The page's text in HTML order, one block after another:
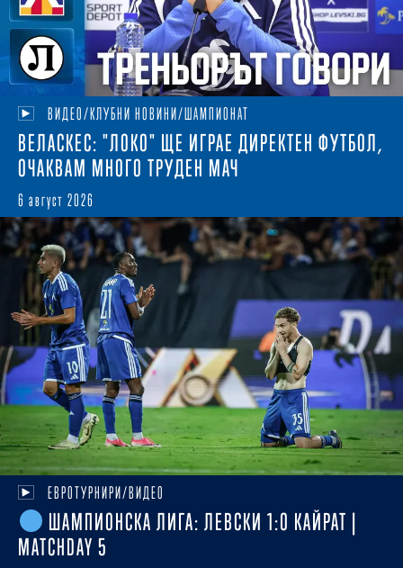
ВИДЕО/КЛУБНИ НОВИНИ/ШАМПИОНАТ
ВЕЛАСКЕС: "ЛОКО" ЩЕ ИГРАЕ ДИРЕКТЕН ФУТБОЛ,
ОЧАКВАМ МНОГО ТРУДЕН МАЧ
6 август 2026
ЕВРОТУРНИРИ/ВИДЕО
ШАМПИОНСКА ЛИГА: ЛЕВСКИ 1:0 КАЙРАТ |
MATCHDAY 5